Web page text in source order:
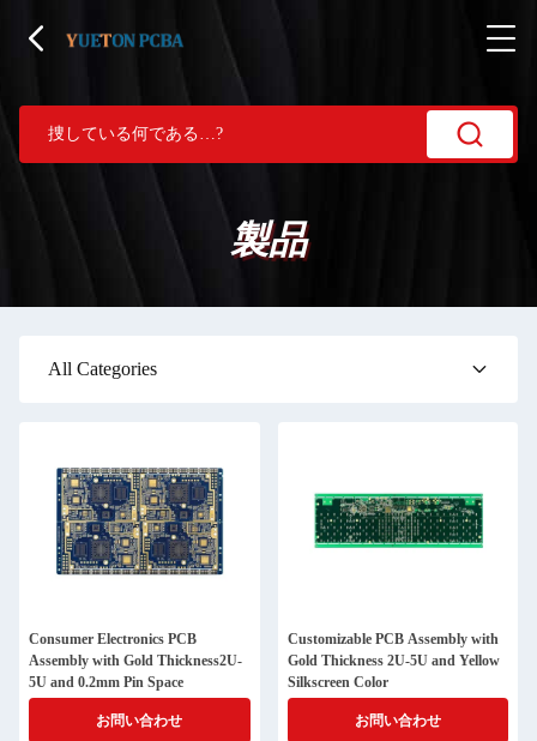
製品
All Categories
Consumer Electronics PCB
Assembly with Gold Thickness2U-
5U and 0.2mm Pin Space
お問い合わせ
Customizable PCB Assembly with
Gold Thickness 2U-5U and Yellow
Silkscreen Color
お問い合わせ